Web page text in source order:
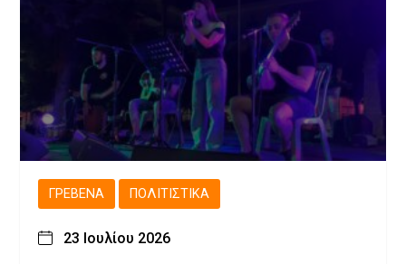
ΓΡΕΒΕΝΆ ΠΟΛΙΤΙΣΤΙΚΆ
23 Ιουλίου 2026